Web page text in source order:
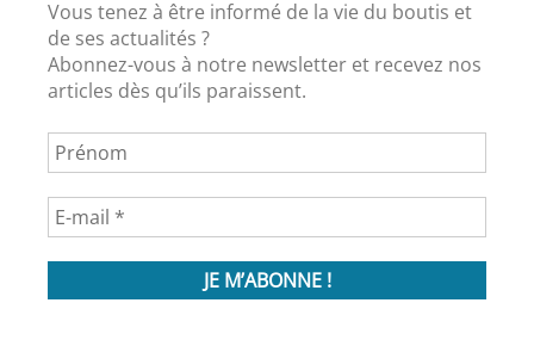
Vous tenez à être informé de la vie du boutis et
de ses actualités ?
Abonnez-vous à notre newsletter et recevez nos
articles dès qu’ils paraissent.